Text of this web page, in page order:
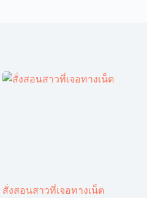
สั่งสอนสาวที่เจอทางเน็ต